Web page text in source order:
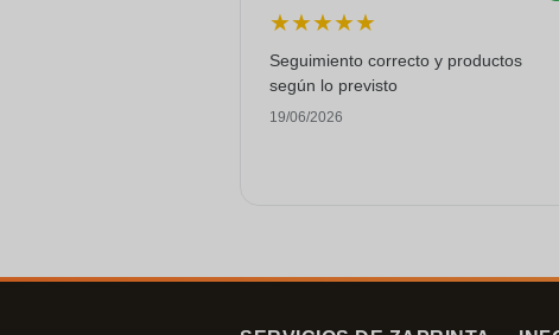
★★★★★
Seguimiento correcto y productos
según lo previsto
19/06/2026